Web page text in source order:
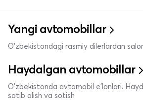
Yangi avtomobillar
O'zbekistondagi rasmiy dilerlardan
Haydalgan avtomobillar
O'zbekistonda avtomobil e’lonlari.
sotib olish va sotish